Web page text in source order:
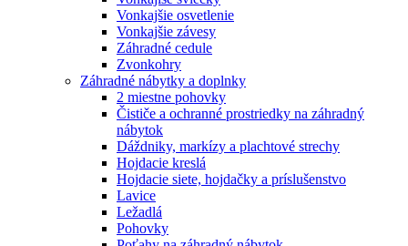
Vonkajšie osvetlenie
Vonkajšie závesy
Záhradné cedule
Zvonkohry
Záhradné nábytky a doplnky
2 miestne pohovky
Čističe a ochranné prostriedky na záhradný
nábytok
Dáždniky, markízy a plachtové strechy
Hojdacie kreslá
Hojdacie siete, hojdačky a príslušenstvo
Lavice
Ležadlá
Pohovky